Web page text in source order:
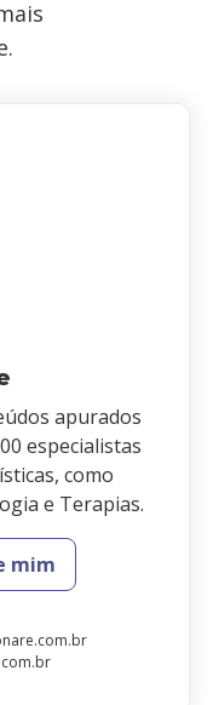
apurados
especialistas
como
e Terapias.
mim